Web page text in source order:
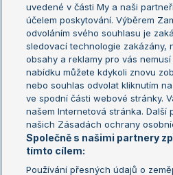
US
Turnaj
Turnaj
Aktualní trendy
Fotbalové přestupy
Livesport Daily
LS Prague Open
uvedené v části My a naši
účelem poskytování. Výběrem
odvoláním svého souhlasu je
sledovací technologie zakázány,
obsahy a reklamy pro vás
nabídku můžete kdykoli znovu
nebo souhlas odvolat kliknutím
ve spodní části webové stránky.
našem Internetová stránka. Další
našich Zásadách ochrany
Společně s našimi partnery
tímto cílem:
Používání přesných údajů o